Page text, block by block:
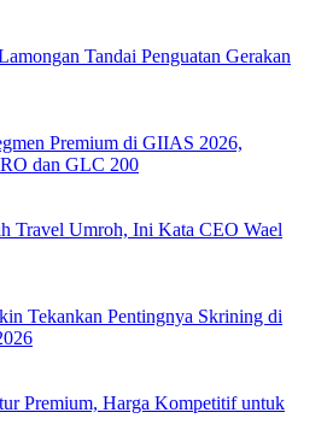
Tandai Penguatan Gerakan
Premium di GIIAS 2026,
dan GLC 200
Travel Umroh, Ini Kata CEO Wael
Tekankan Pentingnya Skrining di
Premium, Harga Kompetitif untuk